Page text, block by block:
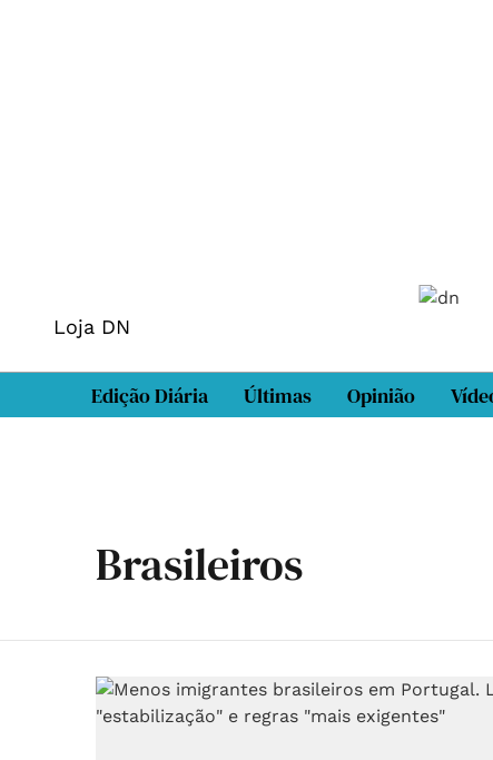
Loja DN
Edição Diária Últimas Opinião
Brasileiros